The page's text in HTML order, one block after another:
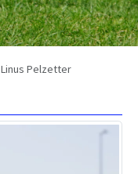
Linus Pelzetter